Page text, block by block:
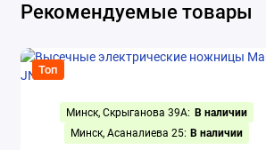
Рекомендуемые товары
Топ
Минск, Скрыганова 39А: В наличии
Минск, Асаналиева 25: В наличии